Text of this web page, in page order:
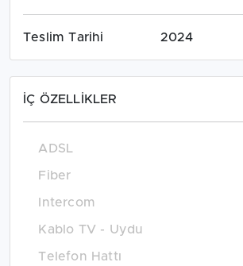
Teslim Tarihi 2024
İÇ ÖZELLİKLER
ADSL
Fiber
Intercom
Kablo TV - Uydu
Telefon Hattı